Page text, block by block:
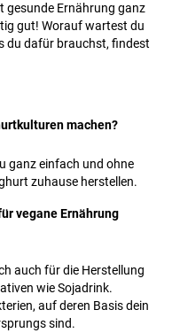
gesunde Ernährung ganz
gut! Worauf wartest du
du dafür brauchst, findest
machen?
ganz einfach und ohne
zuhause herstellen.
vegane Ernährung
auch für die Herstellung
wie Sojadrink.
auf deren Basis dein
sind.